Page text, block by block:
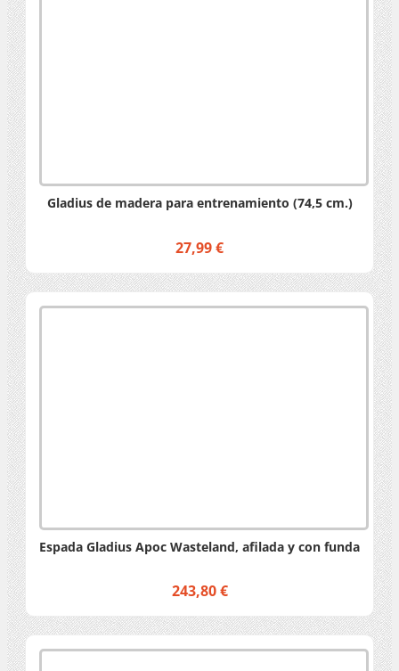
Gladius de madera para entrenamiento (74,5 cm.)
27,99 €
Espada Gladius Apoc Wasteland, afilada y con funda
243,80 €